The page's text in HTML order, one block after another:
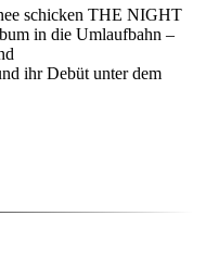
schicken THE NIGHT
in die Umlaufbahn –
ihr Debüt unter dem